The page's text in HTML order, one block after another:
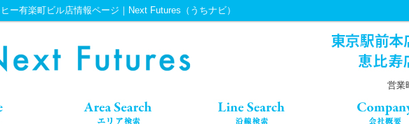
ー有楽町ビル店情報ページ｜Next Futures（うちナビ）
営業